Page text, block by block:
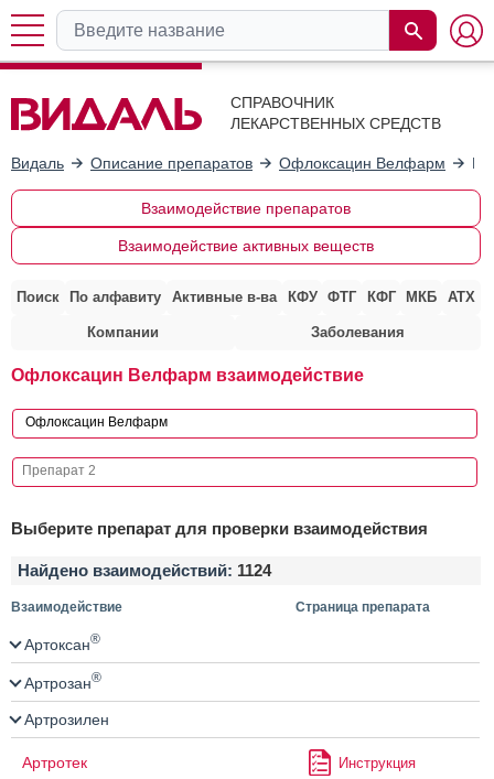
СПРАВОЧНИК
ЛЕКАРСТВЕННЫХ СРЕДСТВ
Видаль Описание препаратов Офлоксацин Велфарм
Взаимодействие препаратов
Взаимодействие активных веществ
Поиск По алфавиту Активные в-ва КФУ ФТГ КФГ МКБ АТХ
Компании Заболевания
Офлоксацин Велфарм взаимодействие
Выберите препарат для проверки взаимодействия
Найдено взаимодействий: 1124
Взаимодействие Страница препарата
Артоксан®
Артрозан®
Артрозилен
Артротек Инструкция